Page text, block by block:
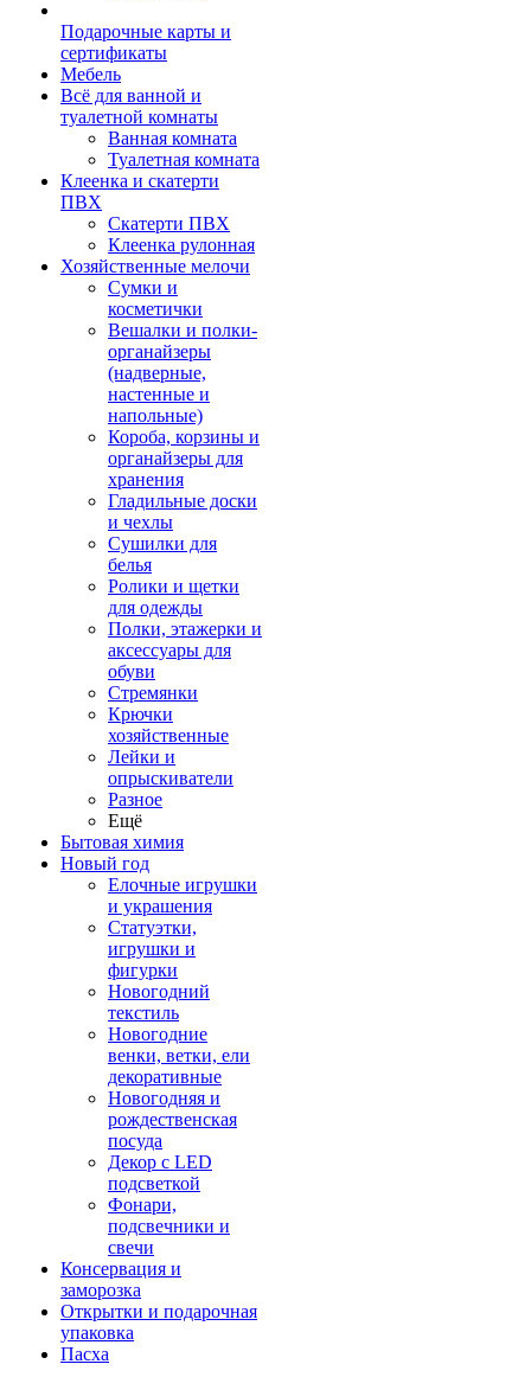
Подарочные карты и
сертификаты
Мебель
Всё для ванной и
туалетной комнаты
Ванная комната
Туалетная комната
Клеенка и скатерти
ПВХ
Скатерти ПВХ
Клеенка рулонная
Хозяйственные мелочи
Сумки и
косметички
Вешалки и полки-
органайзеры
(надверные,
настенные и
напольные)
Короба, корзины и
органайзеры для
хранения
Гладильные доски
и чехлы
Сушилки для
белья
Ролики и щетки
для одежды
Полки, этажерки и
аксессуары для
обуви
Стремянки
Крючки
хозяйственные
Лейки и
опрыскиватели
Разное
Ещё
Бытовая химия
Новый год
Елочные игрушки
и украшения
Статуэтки,
игрушки и
фигурки
Новогодний
текстиль
Новогодние
венки, ветки, ели
декоративные
Новогодняя и
рождественская
посуда
Декор с LED
подсветкой
Фонари,
подсвечники и
свечи
Консервация и
заморозка
Открытки и подарочная
упаковка
Пасха